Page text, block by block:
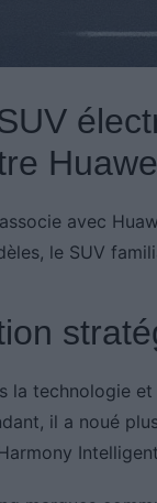
avec
le SUV
la technologie
il a noué